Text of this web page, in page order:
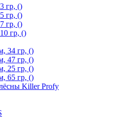
гр, ()
гр, ()
гр, ()
гр, ()
34 гр, ()
47 гр, ()
25 гр, ()
65 гр, ()
Killer Profy